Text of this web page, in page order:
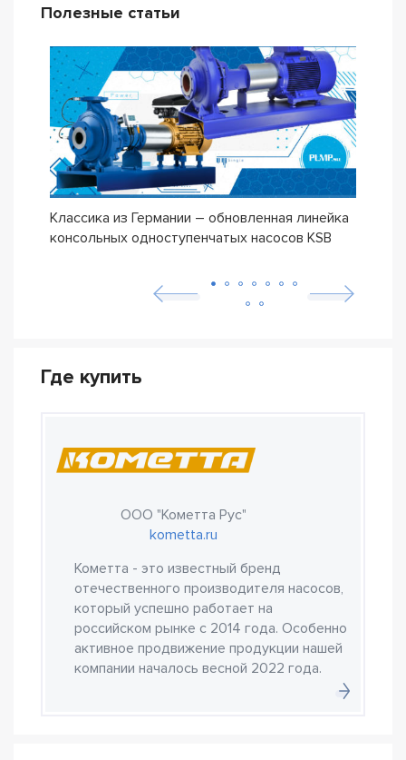
Полезные статьи
Классика из Германии – обновленная линейка
консольных одноступенчатых насосов KSB
Где купить
ООО "Кометта Рус"
kometta.ru
Кометта - это известный бренд
отечественного производителя насосов,
который успешно работает на
российском рынке с 2014 года. Особенно
активное продвижение продукции нашей
компании началось весной 2022 года.